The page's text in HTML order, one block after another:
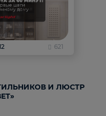
621
И ЛЮСТР